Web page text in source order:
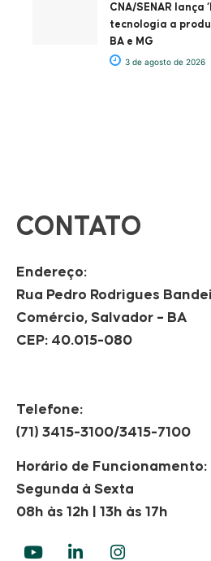
CNA/SENAR lança
tecnologia a
BA e MG
3 de agosto de 2026
CONTATO
Endereço:
Rua Pedro Rodrigues
Comércio, Salvador – BA
CEP: 40.015-080
Telefone:
(71) 3415-3100/3415-7100
Horário de Funcionamento:
Segunda à Sexta
08h às 12h | 13h às 17h